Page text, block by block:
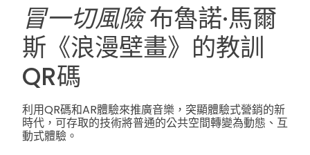
冒一切風險布魯諾·馬爾
斯《浪漫壁畫》的教訓
QR碼
利用QR碼和AR體驗來推廣音樂，突顯體驗式營銷的新
時代，可存取的技術將普通的公共空間轉變為動態、互
動式體驗。